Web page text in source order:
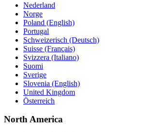
Nederland
Norge
Poland (English)
Portugal
Schweizerisch (Deutsch)
Suisse (Français)
Svizzera (Italiano)
Suomi
Sverige
Slovenia (English)
United Kingdom
Österreich
North America